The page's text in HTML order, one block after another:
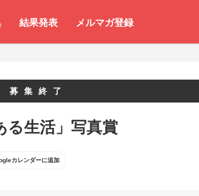
結果発表 メルマガ登録
募集終了
る生活」写真賞
カレンダーに追加